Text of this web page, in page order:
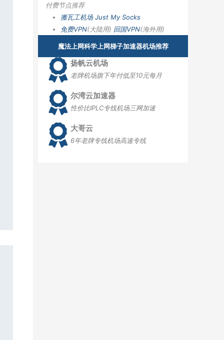
付费节点推荐
搬瓦工机场 Just My Socks
免费VPN(大陆用) 回国VPN(海外用)
魔法上网科学上网梯子加速器机场推荐
扬帆云机场
老牌机场旗下年付低至10元每月
尔湾云加速器
性价比IPLC专线机场三网加速
大哥云
6年老牌专线机场高速专线